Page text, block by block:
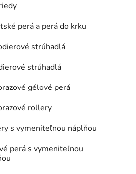
perá a perá do krku
strúhadlá
strúhadlá
gélové perá
rollery
s vymeniteľnou náplňou
perá s vymeniteľnou